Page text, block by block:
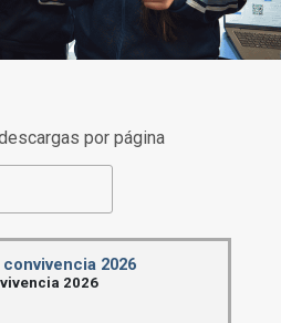
por página
2026
2026